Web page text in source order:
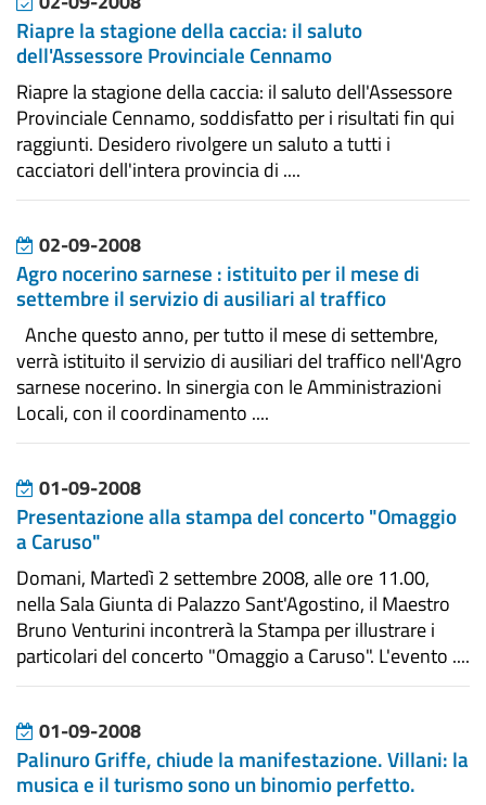
Riapre la stagione della caccia: il saluto
dell'Assessore Provinciale Cennamo
Riapre la stagione della caccia: il saluto dell'Assessore
Provinciale Cennamo, soddisfatto per i risultati fin qui
raggiunti. Desidero rivolgere un saluto a tutti i
cacciatori dell'intera provincia di ....
02-09-2008
Agro nocerino sarnese : istituito per il mese di
settembre il servizio di ausiliari al traffico
Anche questo anno, per tutto il mese di settembre,
verrà istituito il servizio di ausiliari del traffico nell'Agro
sarnese nocerino. In sinergia con le Amministrazioni
Locali, con il coordinamento ....
01-09-2008
Presentazione alla stampa del concerto "Omaggio
a Caruso"
Domani, Martedì 2 settembre 2008, alle ore 11.00,
nella Sala Giunta di Palazzo Sant'Agostino, il Maestro
Bruno Venturini incontrerà la Stampa per illustrare i
particolari del concerto "Omaggio a Caruso". L'evento ....
01-09-2008
Palinuro Griffe, chiude la manifestazione. Villani: la
musica e il turismo sono un binomio perfetto.